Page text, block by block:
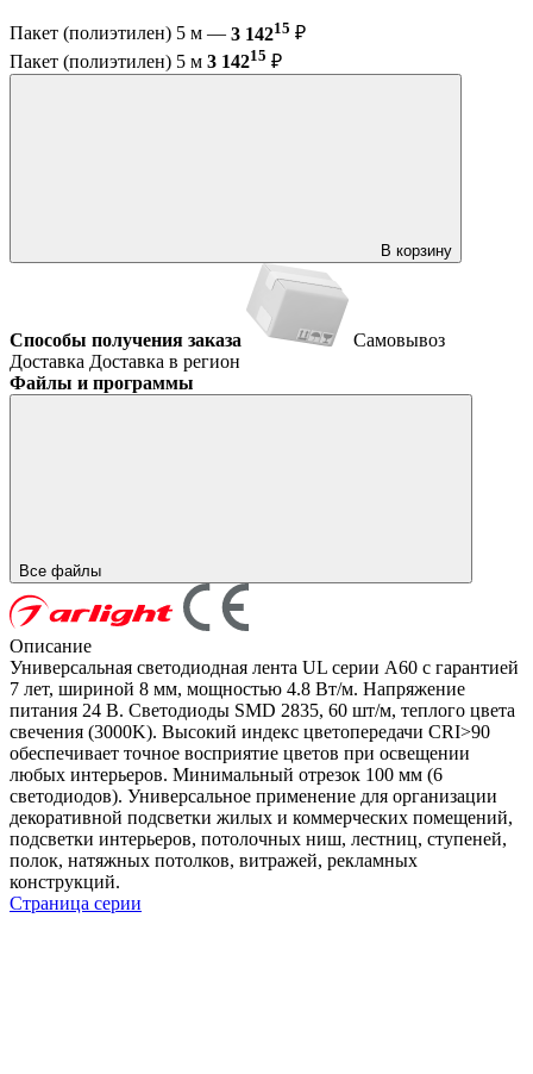
Пакет (полиэтилен) 5 м — 3 14215 ₽
Пакет (полиэтилен) 5 м 3 14215 ₽
В корзину
Способы получения заказа
Самовывоз
Доставка Доставка в регион
Файлы и программы
Все файлы
Описание
Универсальная светодиодная лента UL серии A60 с гарантией
7 лет, шириной 8 мм, мощностью 4.8 Вт/м. Напряжение
питания 24 В. Светодиоды SMD 2835, 60 шт/м, теплого цвета
свечения (3000K). Высокий индекс цветопередачи CRI>90
обеспечивает точное восприятие цветов при освещении
любых интерьеров. Минимальный отрезок 100 мм (6
светодиодов). Универсальное применение для организации
декоративной подсветки жилых и коммерческих помещений,
подсветки интерьеров, потолочных ниш, лестниц, ступеней,
полок, натяжных потолков, витражей, рекламных
конструкций.
Страница серии